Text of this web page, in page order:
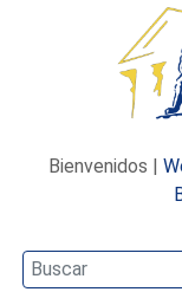
Bienvenidos |